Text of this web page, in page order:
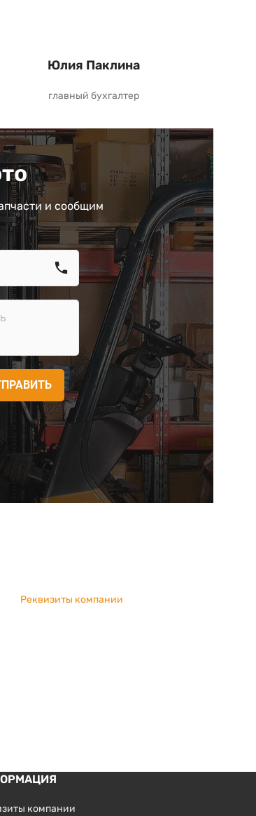
Юлия Паклина
главный бухгалтер
и сообщим
call
Реквизиты компании
компании